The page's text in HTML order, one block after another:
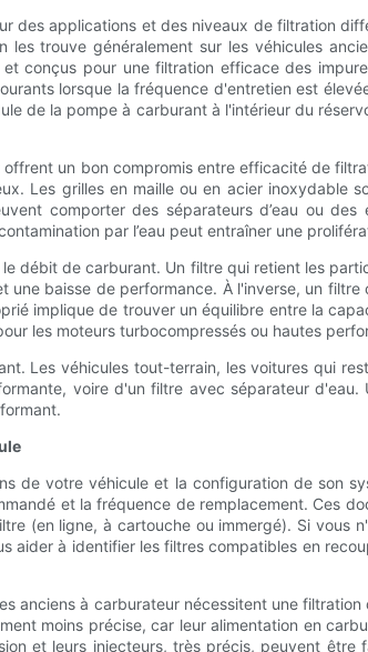
des applications et des niveaux de filtration
trouve généralement sur les véhicules
conçus pour une filtration efficace des
lorsque la fréquence d'entretien est
de la pompe à carburant à l'intérieur du
un bon compromis entre efficacité de
Les grilles en maille ou en acier inoxydable
comporter des séparateurs d’eau ou des
par l’eau peut entraîner une
débit de carburant. Un filtre qui retient les
baisse de performance. À l'inverse, un
implique de trouver un équilibre entre la
les moteurs turbocompressés ou hautes
Les véhicules tout-terrain, les voitures qui
voire d'un filtre avec séparateur
de votre véhicule et la configuration de son
et la fréquence de remplacement. Ces
(en ligne, à cartouche ou immergé). Si vous
aider à identifier les filtres compatibles en
anciens à carburateur nécessitent une
moins précise, car leur alimentation en
et leurs injecteurs, très précis, peuvent être